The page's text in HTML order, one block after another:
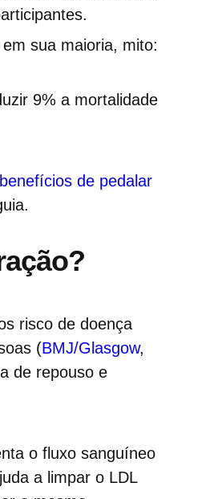
sua maioria, mito:
9% a mortalidade
de pedalar
risco de doença
(BMJ/Glasgow,
de repouso e
o fluxo sanguíneo
a limpar o LDL